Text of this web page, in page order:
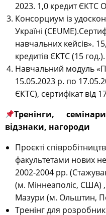
2023. 1,0 кредит ЄКТС
Консорциум із
Україні
навчальних кейсів».
кредитів ЄКТС (15 год.).
Навчальний модуль
15.05.2023 р. по
ЄКТС), сертифікат від
Тренінги,
відзнаки, нагороди
Проєкті
факультетами нових
2002-2004 рр.
(м. Міннеаполіс, США)
Мазури (м. Ольштин,
Тренінг для